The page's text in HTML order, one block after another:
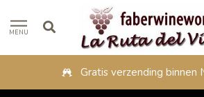
MENU
Nederland